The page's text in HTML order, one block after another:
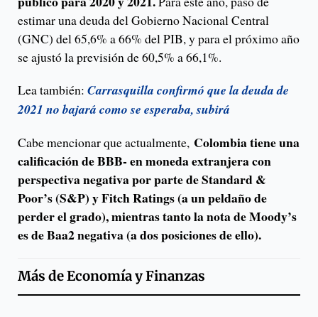
estimar una deuda del Gobierno Nacional Central
(GNC) del 65,6% a 66% del PIB, y para el próximo año
se ajustó la previsión de 60,5% a 66,1%.
Lea también: Carrasquilla confirmó que la deuda de
2021 no bajará como se esperaba, subirá
Cabe mencionar que actualmente, Colombia tiene una
calificación de BBB- en moneda extranjera con
perspectiva negativa por parte de Standard &
Poor’s (S&P) y Fitch Ratings (a un peldaño de
perder el grado), mientras tanto la nota de Moody’s
es de Baa2 negativa (a dos posiciones de ello).
Más deEconomía y Finanzas